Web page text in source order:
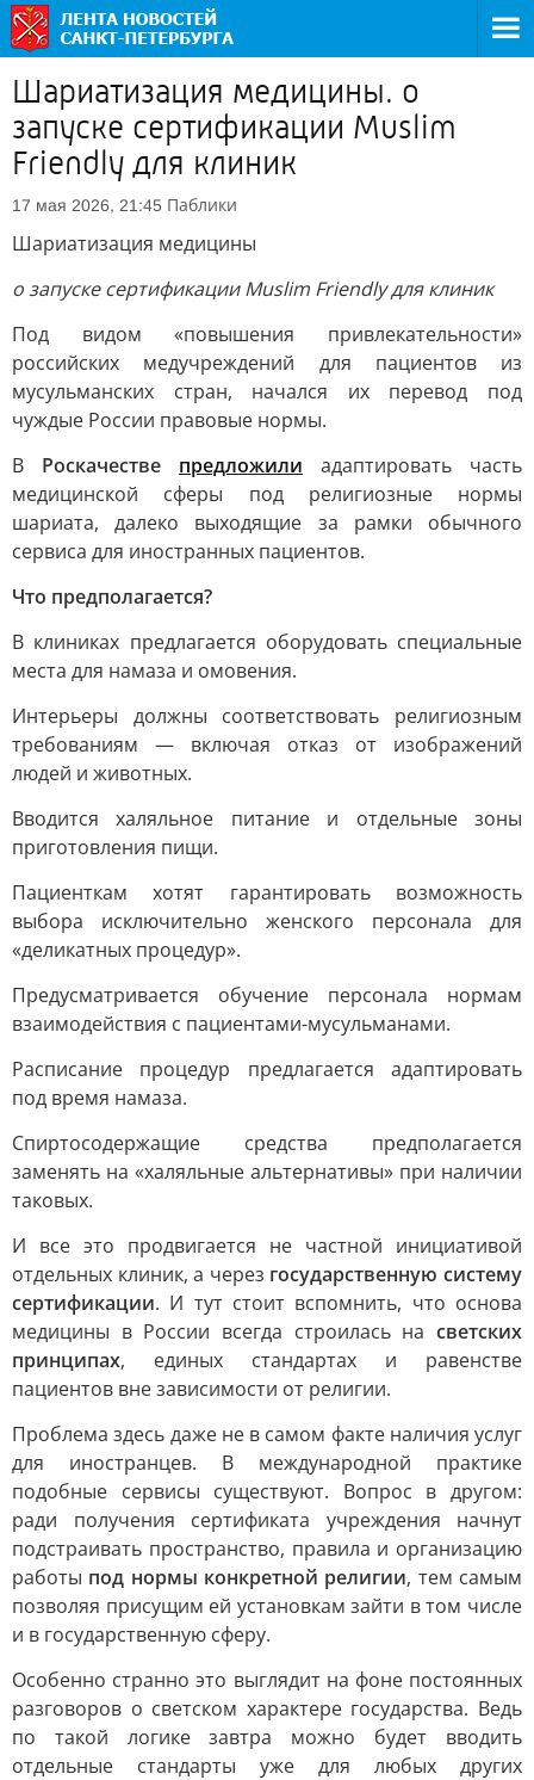
Шариатизация медицины. о
запуске сертификации Muslim
Friendly для клиник
17 мая 2026, 21:45 Паблики
Шариатизация медицины
о запуске сертификации Muslim Friendly для клиник
Под видом «повышения привлекательности»
российских медучреждений для пациентов из
мусульманских стран, начался их перевод под
чуждые России правовые нормы.
В Роскачестве предложили адаптировать часть
медицинской сферы под религиозные нормы
шариата, далеко выходящие за рамки обычного
сервиса для иностранных пациентов.
Что предполагается?
В клиниках предлагается оборудовать специальные
места для намаза и омовения.
Интерьеры должны соответствовать религиозным
требованиям — включая отказ от изображений
людей и животных.
Вводится халяльное питание и отдельные зоны
приготовления пищи.
Пациенткам хотят гарантировать возможность
выбора исключительно женского персонала для
«деликатных процедур».
Предусматривается обучение персонала нормам
взаимодействия с пациентами-мусульманами.
Расписание процедур предлагается адаптировать
под время намаза.
Спиртосодержащие средства предполагается
заменять на «халяльные альтернативы» при наличии
таковых.
И все это продвигается не частной инициативой
отдельных клиник, а через государственную систему
сертификации. И тут стоит вспомнить, что основа
медицины в России всегда строилась на светских
принципах, единых стандартах и равенстве
пациентов вне зависимости от религии.
Проблема здесь даже не в самом факте наличия услуг
для иностранцев. В международной практике
подобные сервисы существуют. Вопрос в другом:
ради получения сертификата учреждения начнут
подстраивать пространство, правила и организацию
работы под нормы конкретной религии, тем самым
позволяя присущим ей установкам зайти в том числе
и в государственную сферу.
Особенно странно это выглядит на фоне постоянных
разговоров о светском характере государства. Ведь
по такой логике завтра можно будет вводить
отдельные стандарты уже для любых других